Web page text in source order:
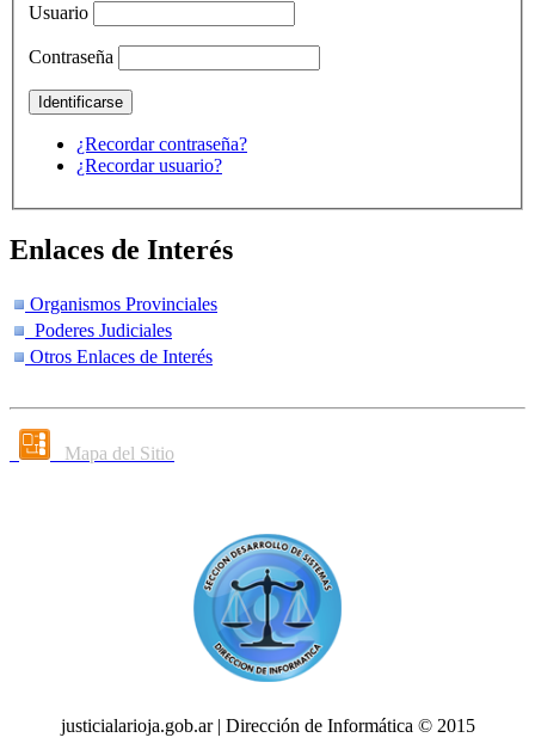
Usuario
Contraseña
¿Recordar contraseña?
¿Recordar usuario?
Enlaces de Interés
Organismos Provinciales
Poderes Judiciales
Otros Enlaces de Interés
Mapa del Sitio
justicialarioja.gob.ar | Dirección de Informática © 2015